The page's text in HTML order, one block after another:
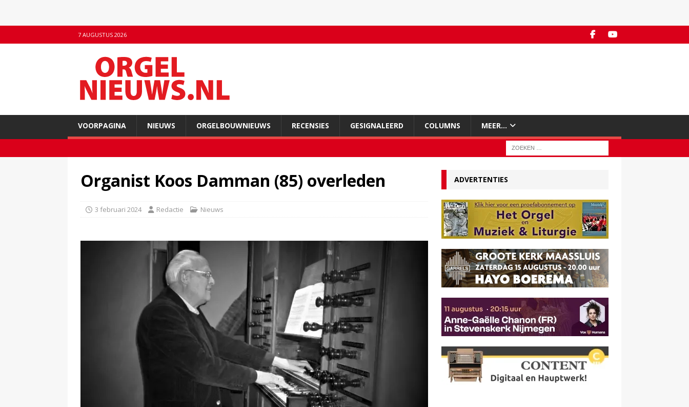
7 AUGUSTUS 2026
VOORPAGINA NIEUWS ORGELBOUWNIEUWS RECENSIES GESIGNALEERD COLUMNS MEER…
Organist Koos Damman (85) overleden
3 februari 2024 Redactie Nieuws
ADVERTENTIES